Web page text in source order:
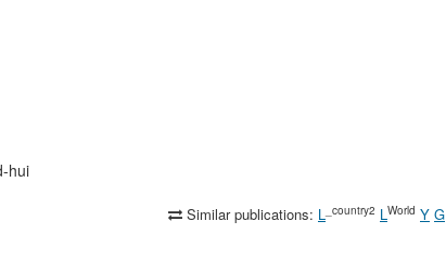
hui
Similar publications: L _country2 LWorld Y G